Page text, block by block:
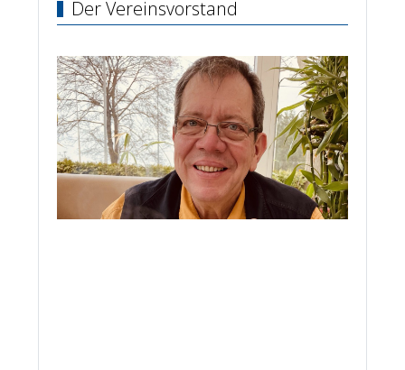
Der Vereinsvorstand